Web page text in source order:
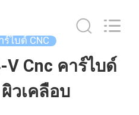
ไบด์ CNC
V Cnc คาร์ไบด์
วเคลือบ